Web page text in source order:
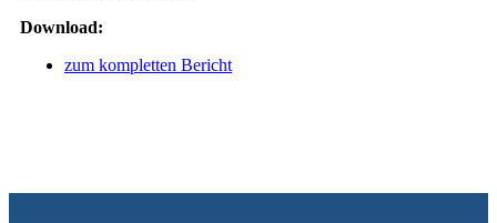
Download:
zum kompletten Bericht